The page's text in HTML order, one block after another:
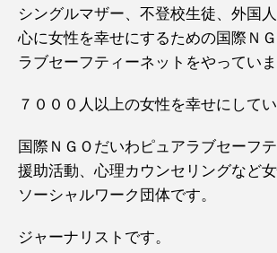
シングルマザー、不登校生徒、外国
心に女性を幸せにするための国際Ｎ
ラブセーフティーネットをやっていま
７０００人以上の女性を幸せにしてい
国際ＮＧＯだいわピュアラブセーフ
援助活動、心理カウンセリングなど
ソーシャルワーク団体です。
ジャーナリストです。